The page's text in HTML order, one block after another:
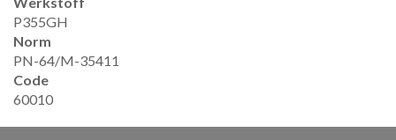
P355GH
Norm
PN-64/M-35411
Code
60010